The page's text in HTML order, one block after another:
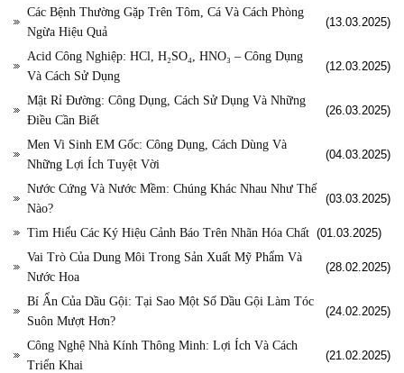
Các Bệnh Thường Gặp Trên Tôm, Cá Và Cách Phòng
Ngừa Hiệu Quả
(13.03.2025)
Acid Công Nghiệp: HCl, H₂SO₄, HNO₃ – Công Dụng
Và Cách Sử Dụng
(12.03.2025)
Mật Rỉ Đường: Công Dụng, Cách Sử Dụng Và Những
Điều Cần Biết
(26.03.2025)
Men Vi Sinh EM Gốc: Công Dụng, Cách Dùng Và
Những Lợi Ích Tuyệt Vời
(04.03.2025)
Nước Cứng Và Nước Mềm: Chúng Khác Nhau Như Thế
Nào?
(03.03.2025)
Tìm Hiểu Các Ký Hiệu Cảnh Báo Trên Nhãn Hóa Chất (01.03.2025)
Vai Trò Của Dung Môi Trong Sản Xuất Mỹ Phẩm Và
Nước Hoa
(28.02.2025)
Bí Ẩn Của Dầu Gội: Tại Sao Một Số Dầu Gội Làm Tóc
Suôn Mượt Hơn?
(24.02.2025)
Công Nghệ Nhà Kính Thông Minh: Lợi Ích Và Cách
Triển Khai
(21.02.2025)